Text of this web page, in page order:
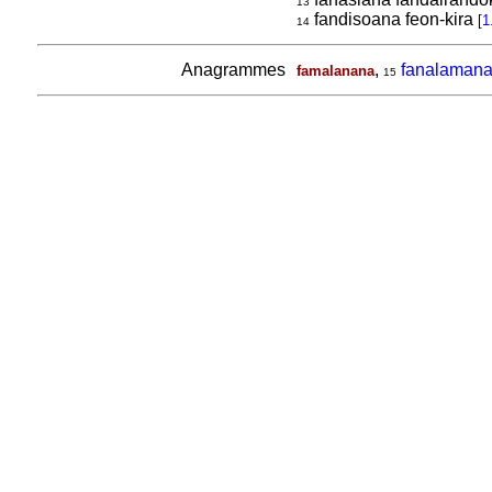
14fandisoana feon-kira [
Anagrammes famalanana, 15 fanalamana